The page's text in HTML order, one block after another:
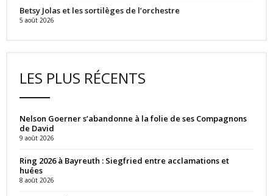
Betsy Jolas et les sortilèges de l’orchestre
5 août 2026
LES PLUS RÉCENTS
Nelson Goerner s’abandonne à la folie de ses Compagnons
de David
9 août 2026
Ring 2026 à Bayreuth : Siegfried entre acclamations et
huées
8 août 2026